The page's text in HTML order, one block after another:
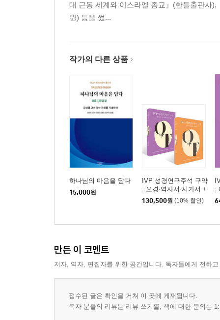
부록: 예언서에 나타난 하나님 나라와 성령
다아트 아카데미 제1기~제10기 세미나의 주제와
대 근동 세계와 이스라엘 종교』(한들출판사
원) 등을 썼...
작가의 다른 상품
하나님의 마음을 담다
15,000원
IVP 성경연구주석 구약
: 오경·역사서·시가서 +
예언서·구약 외경·위경
세트
130,500원 (10% 할인)
:
만든 이 코멘트
저자, 역자, 편집자를 위한 공간입니다. 독자들에게 전하
접수된 글은 확인을 거쳐 이 곳에 게재됩니다.
독자 분들의 리뷰는 리뷰 쓰기를, 책에 대한 문의는